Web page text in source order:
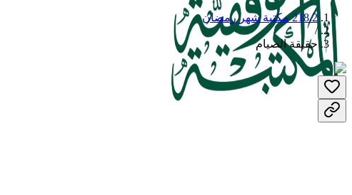
218.2 مكتبة شهر رمضان
/
حقيقة الصيام